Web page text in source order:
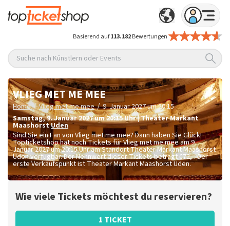
Basierend auf113.182Bewertungen
Suche nach Künstlern oder Events
VLIEG MET ME MEE
Home / Vlieg met me mee / 9. Januar 2027 um 20:15
Samstag,9. Januar 2027 um 20:15Uhr|Theater Markant
MaashorstUden
Sind Sie ein Fan von Vlieg met me mee? Dann haben Sie Glück!
Topticketshop hat noch Tickets für Vlieg met me mee am 9.
Januar 2027 um 20:15 Uhr am Standort Theater Markant Maashorst
Uden verfügbar. Der Nennwert dieser Tickets beträgt€72,-. Der
erste Verkaufspunkt ist Theater Markant Maashorst Uden.
Wie viele Tickets möchtest du reservieren?
1 TICKET